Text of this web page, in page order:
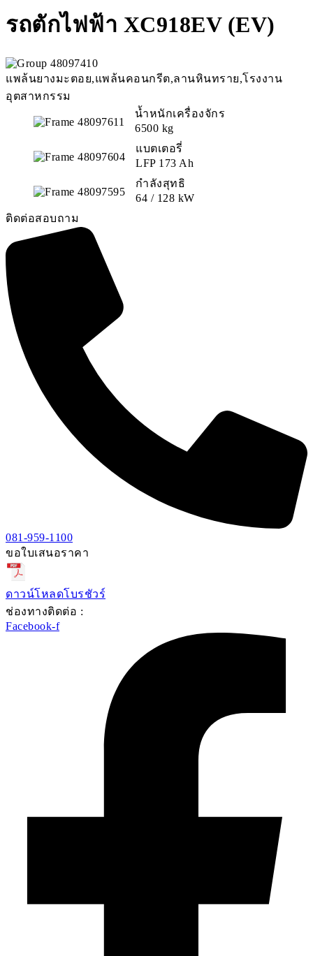
รถตักไฟฟ้า XC918EV (EV)
แพล้นยางมะตอย,แพล้นคอนกรีต,ลานหินทราย,โรงงาน
อุตสาหกรรม
น้ำหนักเครื่องจักร
6500 kg
แบตเตอรี่
LFP 173 Ah
กำลังสุทธิ
64 / 128 kW
ติดต่อสอบถาม
081-959-1100
ขอใบเสนอราคา
ดาวน์โหลดโบรชัวร์
ช่องทางติดต่อ :
Facebook-f